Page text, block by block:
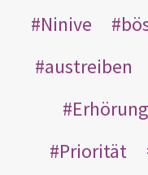
Ninive
austreiben
Erhörung
Priorität